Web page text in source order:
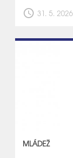
schedule 31. 5. 2026
MLÁDEŽ